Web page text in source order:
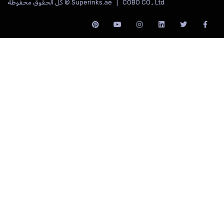
Superinks.ae | COBO CO., Ltd © كل الحقوق محفوظة